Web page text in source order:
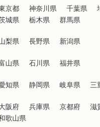
京都 神奈川県 千葉県
城県
栃木県 群馬県
梨県 長野県 新潟県
山県 石川県 福井県
知県 静岡県 岐阜県 三
阪府 兵庫県 京都府 滋
歌山県